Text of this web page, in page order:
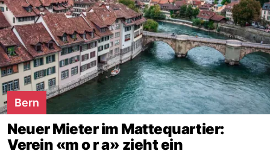
Bern
Neuer Mieter im Mattequartier:
Verein «m o r a» zieht ein